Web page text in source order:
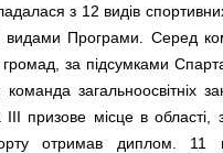
з 12 видів
видами Програми. Серед
громад, за підсумками
загальноосвітніх
призове місце в області,
отримав диплом. 11